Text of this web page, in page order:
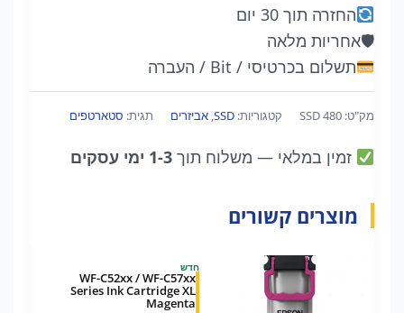
החזרה תוך 30 יום
🛡אחריות מלאה
תשלום בכרטיסי / Bit / העברה
מק"ט: SSD 480 קטגוריות: SSD
, אביזרים תגית: סטארטפים
זמין במלאי — משלוח תוך1-3 ימי עסקים
מוצרים קשורים
חדש
WF-C52xx / WF-C57xx
Series Ink Cartridge XL
Magenta